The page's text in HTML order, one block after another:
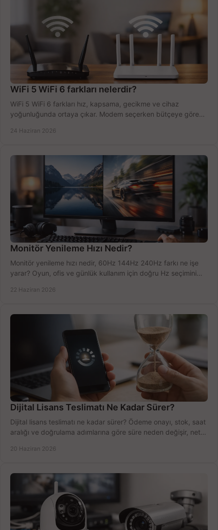
WiFi 5 WiFi 6 farkları nelerdir?
WiFi 5 WiFi 6 farkları hız, kapsama, gecikme ve cihaz
yoğunluğunda ortaya çıkar. Modem seçerken bütçeye göre
24 Haziran 2026
Monitör Yenileme Hızı Nedir?
Monitör yenileme hızı nedir, 60Hz 144Hz 240Hz farkı ne işe
yarar? Oyun, ofis ve günlük kullanım için doğru Hz seçimini
22 Haziran 2026
Dijital Lisans Teslimatı Ne Kadar Sürer?
Dijital lisans teslimatı ne kadar sürer? Ödeme onayı, stok, saat
aralığı ve doğrulama adımlarına göre süre neden değişir, net
20 Haziran 2026